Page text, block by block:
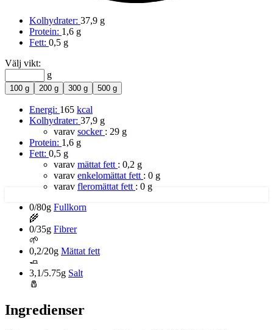
Kolhydrater: 37,9 g
Protein: 1,6 g
Fett: 0,5 g
Välj vikt:
g
100 g 200 g 300 g 500 g
Energi: 165 kcal
Kolhydrater: 37,9 g
varav socker : 29 g
Protein: 1,6 g
Fett: 0,5 g
varav mättat fett : 0,2 g
varav enkelomättat fett : 0 g
varav fleromättat fett : 0 g
0/80g Fullkorn
🌾
0/35g Fibrer
🌱
0,2/20g Mättat fett
🧈
3,1/5.75g Salt
🧂
Ingredienser